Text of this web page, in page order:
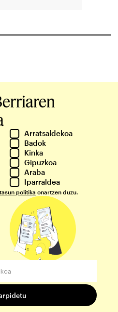
Arratsaldekoa
Badok
Kinka
Gipuzkoa
Araba
Iparraldea
politika onartzen duzu.